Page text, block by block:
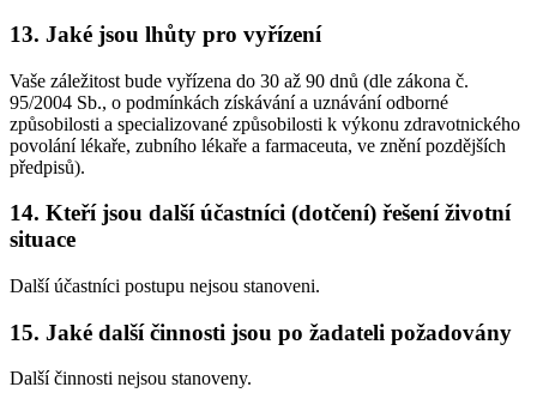
13. Jaké jsou lhůty pro vyřízení
Vaše záležitost bude vyřízena do 30 až 90 dnů (dle zákona č.
95/2004 Sb., o podmínkách získávání a uznávání odborné
způsobilosti a specializované způsobilosti k výkonu zdravotnického
povolání lékaře, zubního lékaře a farmaceuta, ve znění pozdějších
předpisů).
14. Kteří jsou další účastníci (dotčení) řešení životní
situace
Další účastníci postupu nejsou stanoveni.
15. Jaké další činnosti jsou po žadateli požadovány
Další činnosti nejsou stanoveny.